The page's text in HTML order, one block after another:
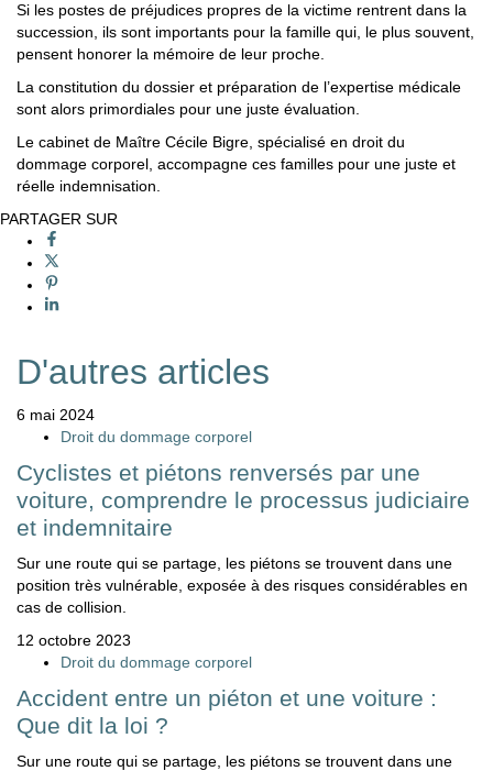
Si les postes de préjudices propres de la victime rentrent dans la
succession, ils sont importants pour la famille qui, le plus souvent,
pensent honorer la mémoire de leur proche.
La constitution du dossier et préparation de l’expertise médicale
sont alors primordiales pour une juste évaluation.
Le cabinet de Maître Cécile Bigre, spécialisé en droit du
dommage corporel, accompagne ces familles pour une juste et
réelle indemnisation.
PARTAGER SUR
D'autres articles
6 mai 2024
Droit du dommage corporel
Cyclistes et piétons renversés par une
voiture, comprendre le processus judiciaire
et indemnitaire
Sur une route qui se partage, les piétons se trouvent dans une
position très vulnérable, exposée à des risques considérables en
cas de collision.
12 octobre 2023
Droit du dommage corporel
Accident entre un piéton et une voiture :
Que dit la loi ?
Sur une route qui se partage, les piétons se trouvent dans une